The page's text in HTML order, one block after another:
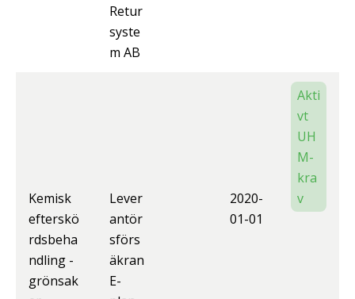
Retur
syste
m AB
Kemisk
efterskö
rdsbeha
ndling -
grönsak
Lever
antör
sförs
äkran
E-
2020-
01-01
Akti
vt
UH
M-
kra
v